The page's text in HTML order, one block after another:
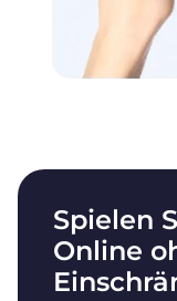
Spielen
Online